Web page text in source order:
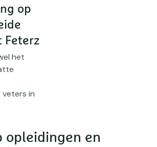
op
Feterz
het
veters in
opleidingen en